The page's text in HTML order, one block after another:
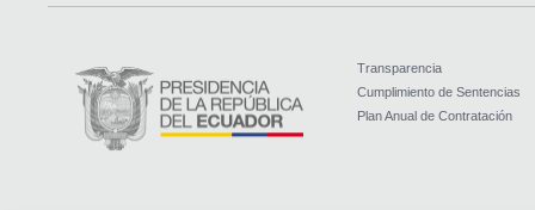
Transparencia
Cumplimiento de Sentencias
Plan Anual de Contratación